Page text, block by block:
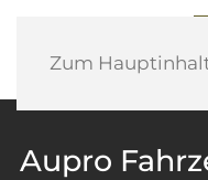
Zum
Aupro